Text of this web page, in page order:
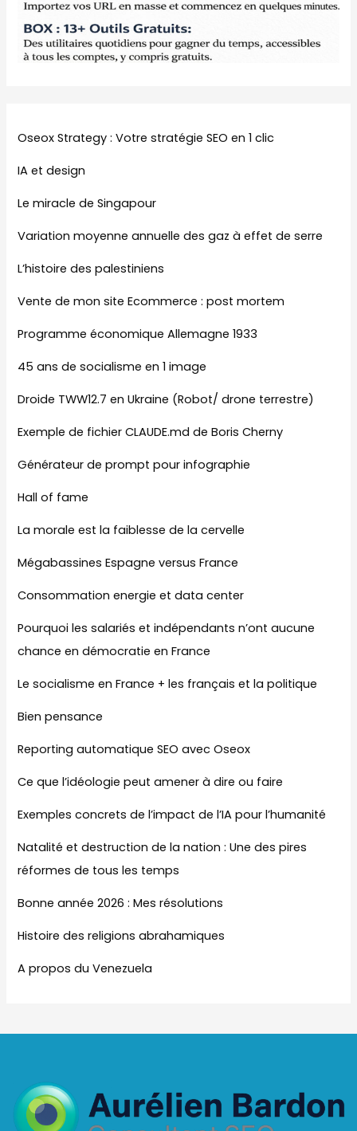
Oseox Strategy : Votre stratégie SEO en 1 clic
IA et design
Le miracle de Singapour
Variation moyenne annuelle des gaz à effet de serre
L’histoire des palestiniens
Vente de mon site Ecommerce : post mortem
Programme économique Allemagne 1933
45 ans de socialisme en 1 image
Droide TWW12.7 en Ukraine (Robot/ drone terrestre)
Exemple de fichier CLAUDE.md de Boris Cherny
Générateur de prompt pour infographie
Hall of fame
La morale est la faiblesse de la cervelle
Mégabassines Espagne versus France
Consommation energie et data center
Pourquoi les salariés et indépendants n’ont aucune
chance en démocratie en France
Le socialisme en France + les français et la politique
Bien pensance
Reporting automatique SEO avec Oseox
Ce que l’idéologie peut amener à dire ou faire
Exemples concrets de l’impact de l’IA pour l’humanité
Natalité et destruction de la nation : Une des pires
réformes de tous les temps
Bonne année 2026 : Mes résolutions
Histoire des religions abrahamiques
A propos du Venezuela